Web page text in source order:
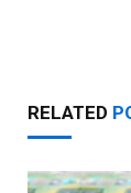
RELATED